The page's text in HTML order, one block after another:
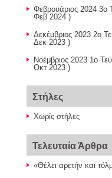
Φεβρουάριος 2024 3ο
Φεβ 2024 )
Δεκέμβριος 2023 2ο
Δεκ 2023 )
Nοέμβριος 2023 1ο
Οκτ 2023 )
Στήλες
Χωρίς στήλες
Τελευταία Άρθρα
«Θέλει αρετήν και